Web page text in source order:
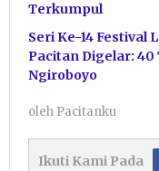
Terkumpul
Seri Ke-14 Festival
Pacitan Digelar: 40
Ngiroboyo
oleh Pacitanku
Ikuti Kami Pada